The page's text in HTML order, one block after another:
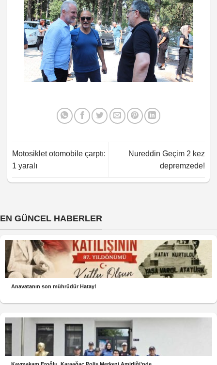
Motosiklet otomobile çarptı:
1 yaralı
Nureddin Geçim 2 kez
depremzede!
EN GÜNCEL HABERLER
Anavatanın son mührüdür Hatay!